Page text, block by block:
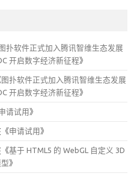
图扑软件正式加入腾讯智维生态发展
开启数字经济新征程》
图扑软件正式加入腾讯智维生态发展
开启数字经济新征程》
请试用 》
申请试用 》
《基于 HTML5 的 WebGL 自定义 3D
》